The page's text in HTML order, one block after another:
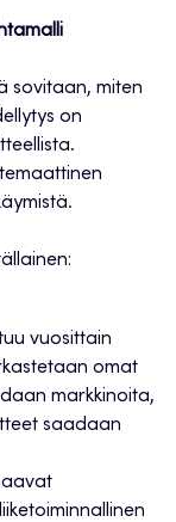
sovitaan, miten
on
vuosittain
omat
markkinoita,
saadaan